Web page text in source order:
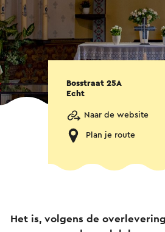
Bosstraat 25A
Echt
Naar de website
Plan je route
Het is, volgens de